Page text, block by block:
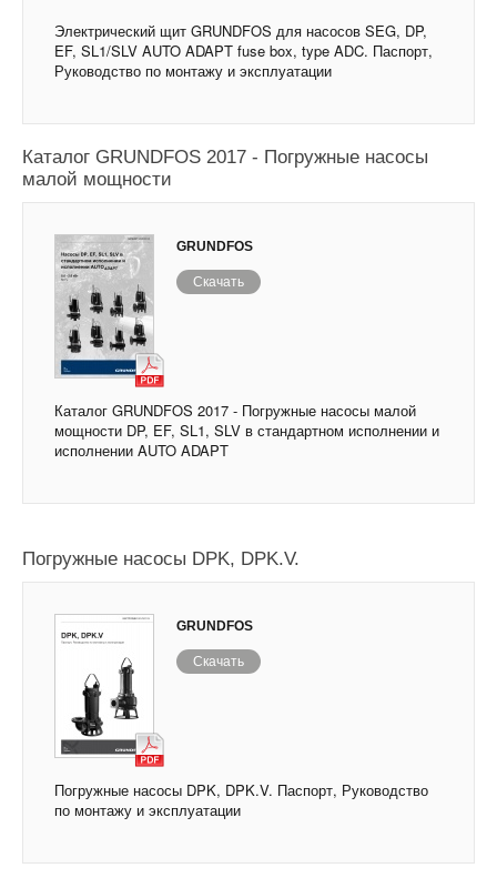
Электрический щит GRUNDFOS для насосов SEG, DP,
EF, SL1/SLV AUTO ADAPT fuse box, type ADC. Паспорт,
Руководство по монтажу и эксплуатации
Каталог GRUNDFOS 2017 - Погружные насосы
малой мощности
GRUNDFOS
Скачать
Каталог GRUNDFOS 2017 - Погружные насосы малой
мощности DP, EF, SL1, SLV в стандартном исполнении и
исполнении AUTO ADAPT
Погружные насосы DPK, DPK.V.
GRUNDFOS
Скачать
Погружные насосы DPK, DPK.V. Паспорт, Руководство
по монтажу и эксплуатации